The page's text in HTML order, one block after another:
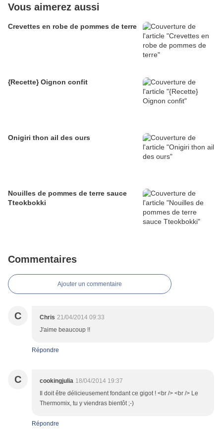
Vous aimerez aussi
Crevettes en robe de pommes de terre
{Recette} Oignon confit
Onigiri thon ail des ours
Nouilles de pommes de terre sauce
Tteokbokki
Commentaires
Ajouter un commentaire
C Chris 21/04/2014 09:33
J'aime beaucoup !!
Répondre
C cookingjulia 18/04/2014 19:37
Il doit être délicieusement fondant ce gigot ! <br /> <br /> Le
Thermomix, tu y viendras bientôt ;-)
Répondre